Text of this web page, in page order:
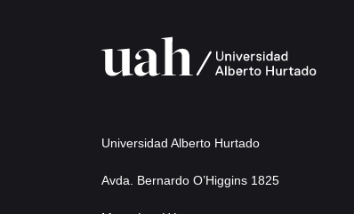
Universidad Alberto Hurtado
Avda. Bernardo O’Higgins 1825